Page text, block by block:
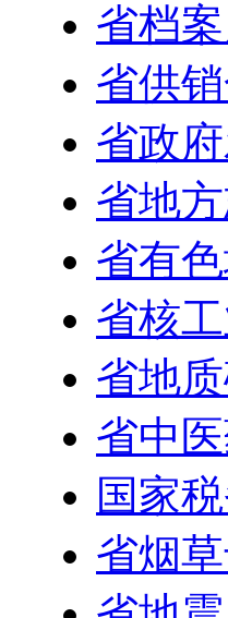
省档
省供
省政
省地
省有
省核
省地
省中
国家
省烟